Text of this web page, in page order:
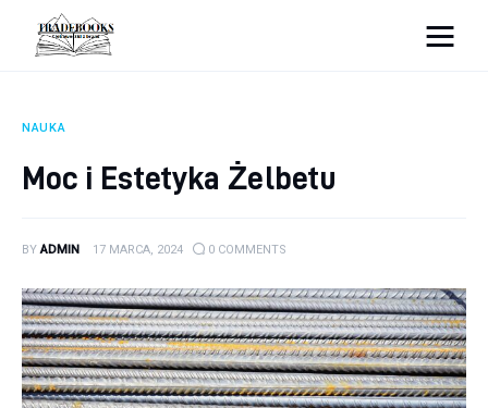
tradebooks.pl
Ciekawostki
Dom
Poraniki
Pozostałe
NAUKA
Moc i Estetyka Żelbetu
BY ADMIN 17 MARCA, 2024 0 COMMENTS